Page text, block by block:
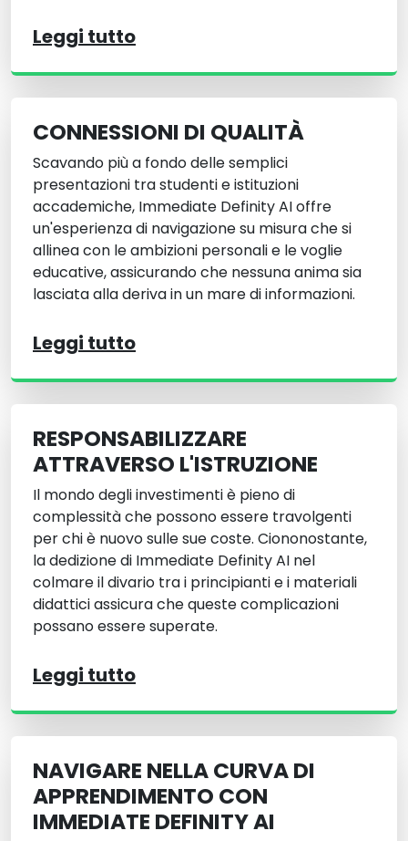
Leggi tutto
CONNESSIONI DI QUALITÀ
Scavando più a fondo delle semplici
presentazioni tra studenti e istituzioni
accademiche, Immediate Definity AI offre
un'esperienza di navigazione su misura che si
allinea con le ambizioni personali e le voglie
educative, assicurando che nessuna anima sia
lasciata alla deriva in un mare di informazioni.
Leggi tutto
RESPONSABILIZZARE
ATTRAVERSO L'ISTRUZIONE
Il mondo degli investimenti è pieno di
complessità che possono essere travolgenti
per chi è nuovo sulle sue coste. Ciononostante,
la dedizione di Immediate Definity AI nel
colmare il divario tra i principianti e i materiali
didattici assicura che queste complicazioni
possano essere superate.
Leggi tutto
NAVIGARE NELLA CURVA DI
APPRENDIMENTO CON
IMMEDIATE DEFINITY AI